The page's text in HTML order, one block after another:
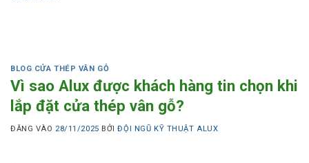
BLOG CỬA THÉP VÂN GỖ
Vì sao Alux được khách hàng tin chọn khi
lắp đặt cửa thép vân gỗ?
ĐĂNG VÀO 28/11/2025 BỞIĐỘI NGŨ KỸ THUẬT ALUX